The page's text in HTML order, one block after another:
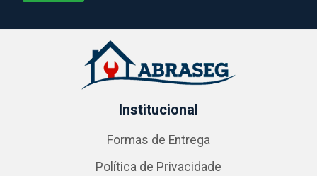
Institucional
Formas de Entrega
Política de Privacidade